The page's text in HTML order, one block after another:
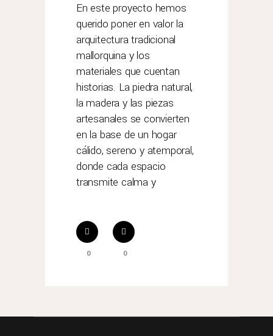
En este proyecto hemos
querido poner en valor la
arquitectura tradicional
mallorquina y los
materiales que cuentan
historias. La piedra natural,
la madera y las piezas
artesanales se convierten
en la base de un hogar
cálido, sereno y atemporal,
donde cada espacio
transmite calma y
0 0